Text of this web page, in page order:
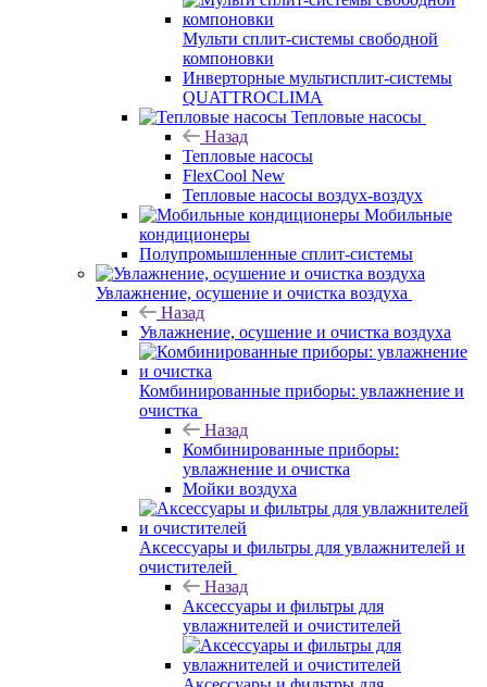
Мульти сплит-системы свободной
компоновки
Инверторные мультисплит-системы
QUATTROCLIMA
Тепловые насосы
Назад
Тепловые насосы
FlexCool New
Тепловые насосы воздух-воздух
Мобильные
кондиционеры
Полупромышленные сплит-системы
Увлажнение, осушение и очистка воздуха
Назад
Увлажнение, осушение и очистка воздуха
Комбинированные приборы: увлажнение и
очистка
Назад
Комбинированные приборы:
увлажнение и очистка
Мойки воздуха
Аксессуары и фильтры для увлажнителей и
очистителей
Назад
Аксессуары и фильтры для
увлажнителей и очистителей